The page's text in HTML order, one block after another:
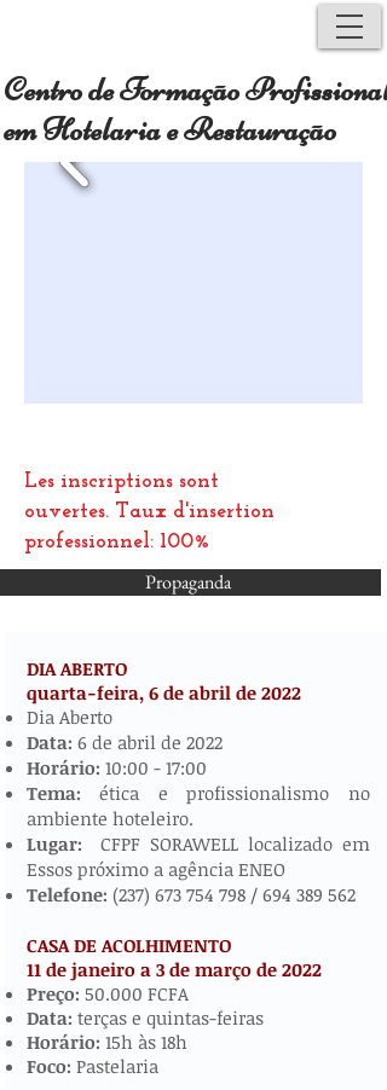
Centro de Formação Profissional
em Hotelaria e Restauração
Propaganda
DIA ABERTO
quarta-feira, 6 de abril de 2022​​​​
Dia Aberto
Data: 6 de abril de 2022
Horário: 10:00 - 17:00
Tema: ética e profissionalismo no
ambiente hoteleiro.
Lugar: CFPF SORAWELL localizado em
Essos próximo a agência ENEO
Telefone: (237) 673 754 798/ 694 389 562
CASA DE ACOLHIMENTO
11 de janeiro a 3 de março de 2022​
Preço: 50.000 FCFA
Data: terças e quintas-feiras
Horário: 15h às 18h
Foco: Pastelaria
Les inscriptions sont
ouvertes. Taux d'insertion
professionnel: 100%